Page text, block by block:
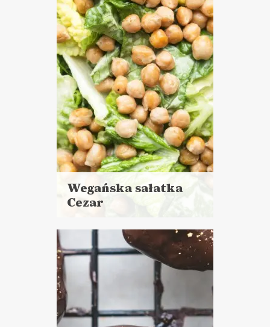
CIASTA I DESERY
WALENTYNKI ?
Wegańska sałatka
Cezar
więcej
Czas przygotowania:
do 30 minut
PRZYSTAWKI
WALENTYNKI ?